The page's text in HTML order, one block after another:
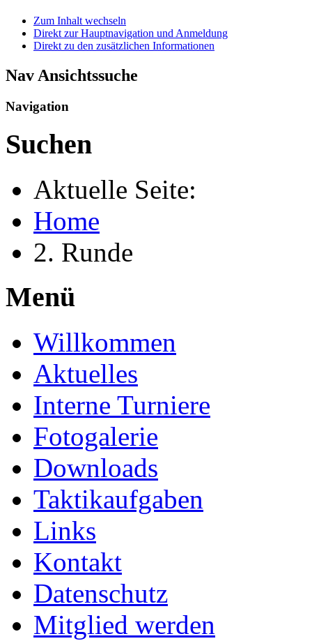
Zum Inhalt wechseln
Direkt zur Hauptnavigation und Anmeldung
Direkt zu den zusätzlichen Informationen
Nav Ansichtssuche
Navigation
Suchen
Aktuelle Seite:
Home
2. Runde
Menü
Willkommen
Aktuelles
Interne Turniere
Fotogalerie
Downloads
Taktikaufgaben
Links
Kontakt
Datenschutz
Mitglied werden